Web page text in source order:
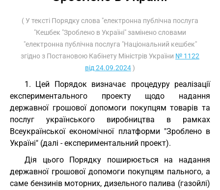
( У тексті Порядку слова "електронна публічна послуга
"Кешбек "Зроблено в Україні" замінено словами
"електронна публічна послуга "Національний кешбек"
згідно з Постановою Кабінету Міністрів України № 1122
від 24.09.2024)
1. Цей Порядок визначає процедуру реалізації
експериментального проекту щодо надання
державної грошової допомоги покупцям товарів та
послуг українського виробництва в рамках
Всеукраїнської економічної платформи "Зроблено в
Україні" (далі - експериментальний проект).
Дія цього Порядку поширюється на надання
державної грошової допомоги покупцям пального, а
саме бензинів моторних, дизельного палива (газойлі)